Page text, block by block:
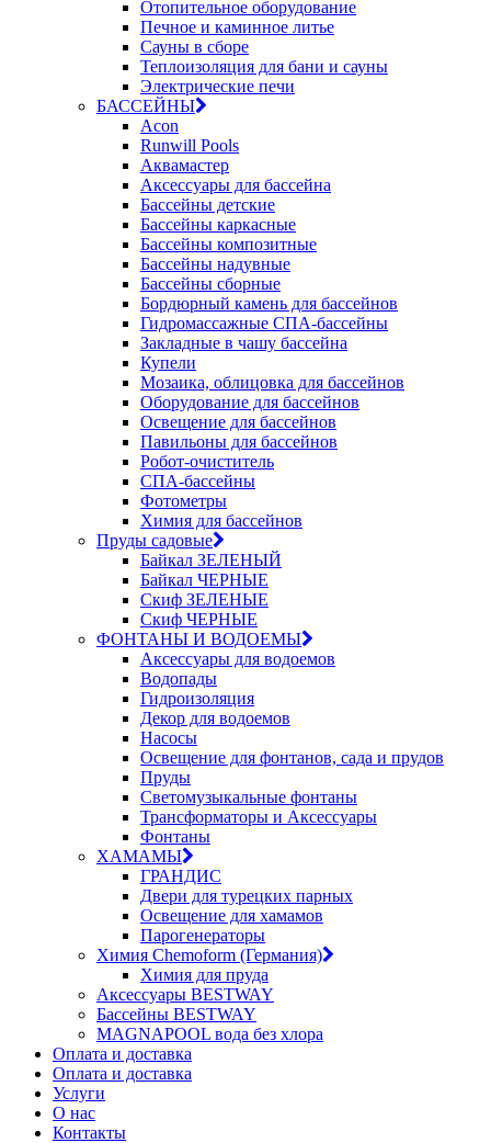
Отопительное оборудование
Печное и каминное литье
Сауны в сборе
Теплоизоляция для бани и сауны
Электрические печи
БАССЕЙНЫ
Acon
Runwill Pools
Аквамастер
Аксессуары для бассейна
Бассейны детские
Бассейны каркасные
Бассейны композитные
Бассейны надувные
Бассейны сборные
Бордюрный камень для бассейнов
Гидромассажные СПА-бассейны
Закладные в чашу бассейна
Купели
Мозаика, облицовка для бассейнов
Оборудование для бассейнов
Освещение для бассейнов
Павильоны для бассейнов
Робот-очиститель
СПА-бассейны
Фотометры
Химия для бассейнов
Пруды садовые
Байкал ЗЕЛЕНЫЙ
Байкал ЧЕРНЫЕ
Скиф ЗЕЛЕНЫЕ
Скиф ЧЕРНЫЕ
ФОНТАНЫ И ВОДОЕМЫ
Аксессуары для водоемов
Водопады
Гидроизоляция
Декор для водоемов
Насосы
Освещение для фонтанов, сада и прудов
Пруды
Светомузыкальные фонтаны
Трансформаторы и Аксессуары
Фонтаны
ХАМАМЫ
ГРАНДИС
Двери для турецких парных
Освещение для хамамов
Парогенераторы
Химия Chemoform (Германия)
Химия для пруда
Аксессуары BESTWAY
Бассейны BESTWAY
MAGNAPOOL вода без хлора
Оплата и доставка
Оплата и доставка
Услуги
О нас
Контакты